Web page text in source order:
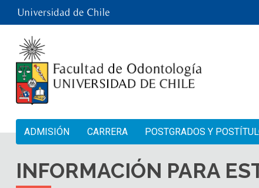
ADMISIÓN CARRERA POSTGRADOS Y
INFORMACIÓN PARA